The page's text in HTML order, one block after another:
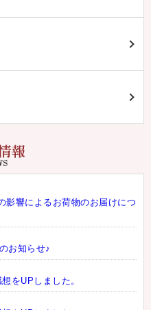
影響によるお荷物のお届けにつ
お知らせ♪
をUPしました。